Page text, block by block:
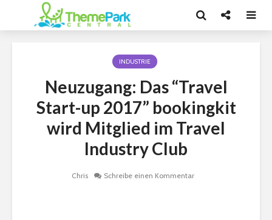
INDUSTRIE
Neuzugang: Das “Travel
Start-up 2017” bookingkit
wird Mitglied im Travel
Industry Club
Chris Schreibe einen Kommentar